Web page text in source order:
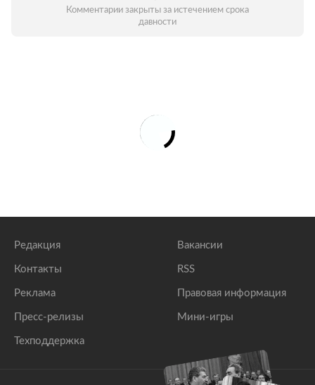
Комментарии закрыты за истечением срока
давности
Редакция
Контакты
Реклама
Пресс-релизы
Техподдержка
Вакансии
RSS
Правовая информация
Мини-игры